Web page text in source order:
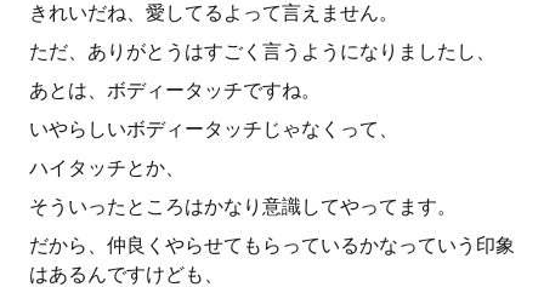
きれいだね、愛してるよって言えません。
ただ、ありがとうはすごく言うようになりましたし、
あとは、ボディータッチですね。
いやらしいボディータッチじゃなくって、
ハイタッチとか、
そういったところはかなり意識してやってます。
だから、仲良くやらせてもらっているかなっていう印象
はあるんですけども、